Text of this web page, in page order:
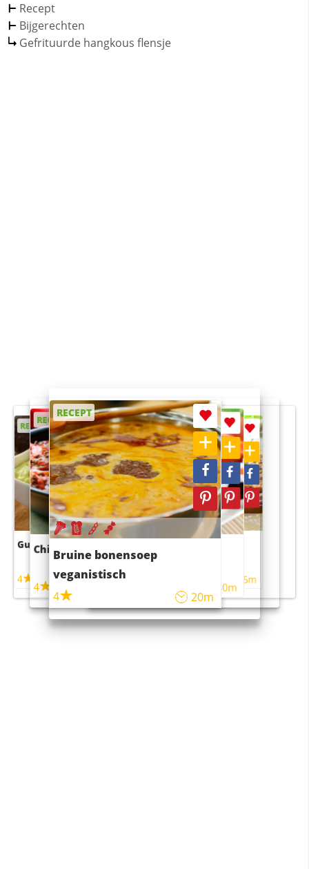
Recept
Bijgerechten
Gefrituurde hangkous flensje
RECEPT
Guacamole
4
RECEPT
Chili con carne
4 45m
RECEPT
Bruine bonensoep
veganistisch
4
20m
RECEPT
Sushi rijstsalade
maaltijdsalade
40m
RECEPT
4 55m